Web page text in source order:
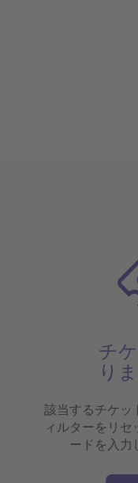
チ
り
該当するチケッ
ィルターをリ
ードを入力